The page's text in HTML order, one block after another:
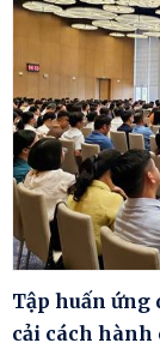
Tập huấn
cải cách hành